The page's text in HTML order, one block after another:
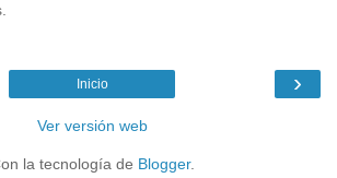
›
Inicio
Ver versión web
la tecnología de Blogger.